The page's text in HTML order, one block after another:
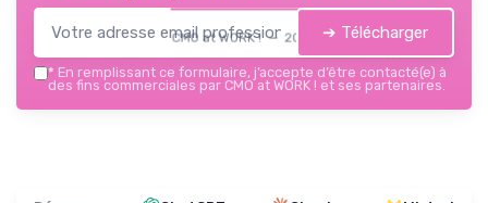
CMO at WORK ! — 2026 ➔ Télécharger
* En remplissant ce formulaire, j’accepte d’être contacté(e) à
des fins commerciales par CMO at WORK ! et ses partenaires.